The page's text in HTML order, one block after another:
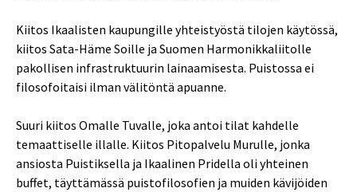
Kiitos Ikaalisten kaupungille yhteistyöstä tilojen käytössä,
kiitos Sata-Häme Soille ja Suomen Harmonikkaliitolle
pakollisen infrastruktuurin lainaamisesta. Puistossa ei
filosofoitaisi ilman välitöntä apuanne.
Suuri kiitos Omalle Tuvalle, joka antoi tilat kahdelle
temaattiselle illalle. Kiitos Pitopalvelu Murulle, jonka
ansiosta Puistiksella ja Ikaalinen Pridella oli yhteinen
buffet, täyttämässä puistofilosofien ja muiden kävijöiden